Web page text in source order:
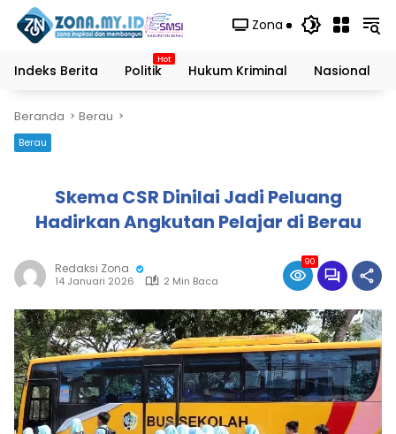
Zona
Indeks Berita Politik Hukum Kriminal Nasional
Beranda Berau
Berau
Skema CSR Dinilai Jadi Peluang
Hadirkan Angkutan Pelajar di Berau
Redaksi Zona
14 Januari 2026 2 Min Baca
90